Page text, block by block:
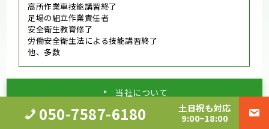
高所作業車技能講習終了
足場の組立作業責任者
安全衛生教育修了
労働安全衛生法による技能講習終了
他、多数
当社について
050-7587-6180
土日祝も対応
9:00~18:00